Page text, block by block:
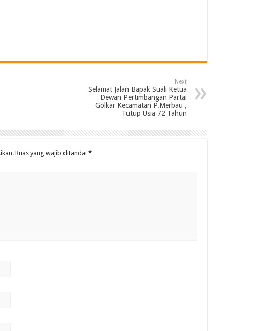
Next
Selamat Jalan Bapak Suali Ketua
Dewan Pertimbangan Partai
Golkar Kecamatan P.Merbau ,
Tutup Usia 72 Tahun
Ruas yang wajib ditandai *